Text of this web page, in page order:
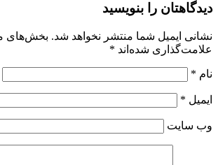
دیدگاهتان را بنویسید
نشانی ایمیل شما منتشر نخواهد شد. بخش‌های
علامت‌گذاری شده‌اند *
نام *
ایمیل *
وب‌ سایت